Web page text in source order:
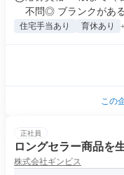
不問◎ ブランクがある
住宅手当あり 育休あり
この
正社員
ロングセラー商品を
株式会社ギンビス